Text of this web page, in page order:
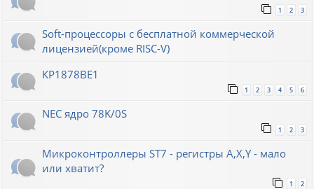
1 2 3
Soft-процессоры с бесплатной коммерческой
лицензией(кроме RISC-V)
КР1878ВЕ1
1 2 3 4 5 6
NEC ядро 78K/0S
1 2 3
Микроконтроллеры ST7 - регистры A,X,Y - мало
или хватит?
1 2